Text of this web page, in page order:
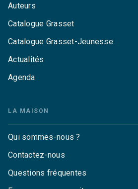
Auteurs
Catalogue Grasset
Catalogue Grasset-Jeunesse
Actualités
Agenda
LA MAISON
Qui sommes-nous ?
Contactez-nous
Questions fréquentes